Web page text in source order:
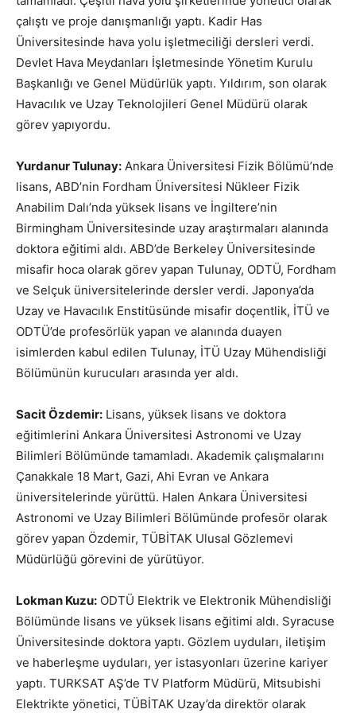
çalıştı ve proje danışmanlığı yaptı. Kadir Has
Üniversitesinde hava yolu işletmeciliği dersleri verdi.
Devlet Hava Meydanları İşletmesinde Yönetim Kurulu
Başkanlığı ve Genel Müdürlük yaptı. Yıldırım, son olarak
Havacılık ve Uzay Teknolojileri Genel Müdürü olarak
görev yapıyordu.
Yurdanur Tulunay: Ankara Üniversitesi Fizik Bölümü’nde
lisans, ABD’nin Fordham Üniversitesi Nükleer Fizik
Anabilim Dalı’nda yüksek lisans ve İngiltere’nin
Birmingham Üniversitesinde uzay araştırmaları alanında
doktora eğitimi aldı. ABD’de Berkeley Üniversitesinde
misafir hoca olarak görev yapan Tulunay, ODTÜ, Fordham
ve Selçuk üniversitelerinde dersler verdi. Japonya’da
Uzay ve Havacılık Enstitüsünde misafir doçentlik, İTÜ ve
ODTÜ’de profesörlük yapan ve alanında duayen
isimlerden kabul edilen Tulunay, İTÜ Uzay Mühendisliği
Bölümünün kurucuları arasında yer aldı.
Sacit Özdemir: Lisans, yüksek lisans ve doktora
eğitimlerini Ankara Üniversitesi Astronomi ve Uzay
Bilimleri Bölümünde tamamladı. Akademik çalışmalarını
Çanakkale 18 Mart, Gazi, Ahi Evran ve Ankara
üniversitelerinde yürüttü. Halen Ankara Üniversitesi
Astronomi ve Uzay Bilimleri Bölümünde profesör olarak
görev yapan Özdemir, TÜBİTAK Ulusal Gözlemevi
Müdürlüğü görevini de yürütüyor.
Lokman Kuzu: ODTÜ Elektrik ve Elektronik Mühendisliği
Bölümünde lisans ve yüksek lisans eğitimi aldı. Syracuse
Üniversitesinde doktora yaptı. Gözlem uyduları, iletişim
ve haberleşme uyduları, yer istasyonları üzerine kariyer
yaptı. TURKSAT AŞ’de TV Platform Müdürü, Mitsubishi
Elektrikte yönetici, TÜBİTAK Uzay’da direktör olarak